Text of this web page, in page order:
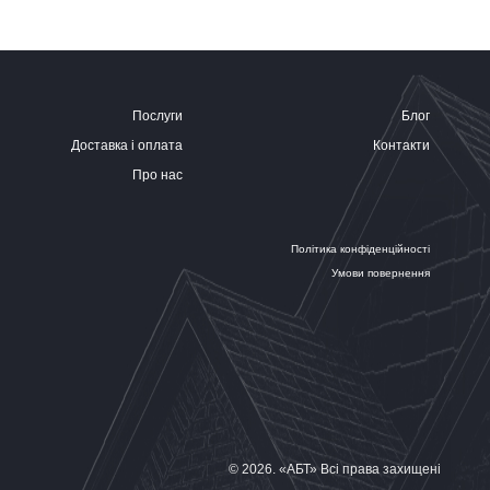
Послуги
Блог
Доставка і оплата
Контакти
Про нас
Політика конфіденційності
Умови повернення
© 2026. «АБТ» Всі права захищені